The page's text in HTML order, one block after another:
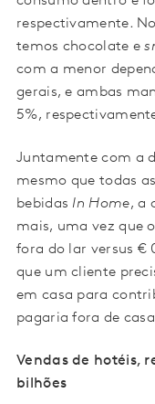
respectivamente.
temos chocolate e
com a menor
gerais, e ambas
5%,
Juntamente com a
mesmo que todas
bebidasIn Home, a
mais, uma vez que
fora do lar versus €
que um cliente
em casa para
pagaria fora de
Vendas de hotéis,
bilhões